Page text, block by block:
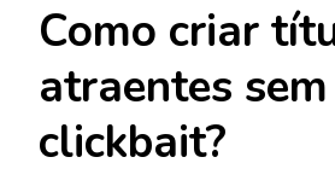
Como criar
atraentes
clickbait?